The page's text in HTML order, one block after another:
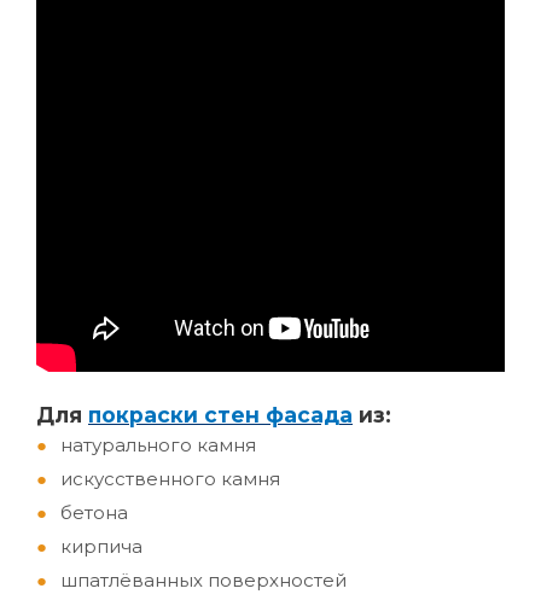
Для покраски стен фасада из:
натурального камня
искусственного камня
бетона
кирпича
шпатлёванных поверхностей